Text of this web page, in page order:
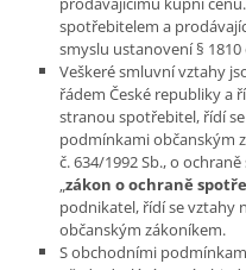
spotřebitelem a
smyslu ustanovení §
Veškeré smluvní vztahy
řádem České republiky a
stranou spotřebitel, řídí
podmínkami občanským
č. 634/1992 Sb., o
„zákon o ochraně
podnikatel, řídí se vztahy
občanským zákoníkem.
S obchodními